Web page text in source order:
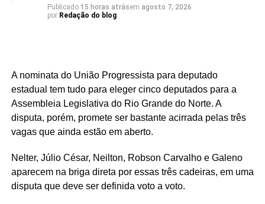
Publicado 15 horas atrásem agosto 7, 2026
por Redação do blog
A nominata do União Progressista para deputado
estadual tem tudo para eleger cinco deputados para a
Assembleia Legislativa do Rio Grande do Norte. A
disputa, porém, promete ser bastante acirrada pelas três
vagas que ainda estão em aberto.
Nelter, Júlio César, Neilton, Robson Carvalho e Galeno
aparecem na briga direta por essas três cadeiras, em uma
disputa que deve ser definida voto a voto.